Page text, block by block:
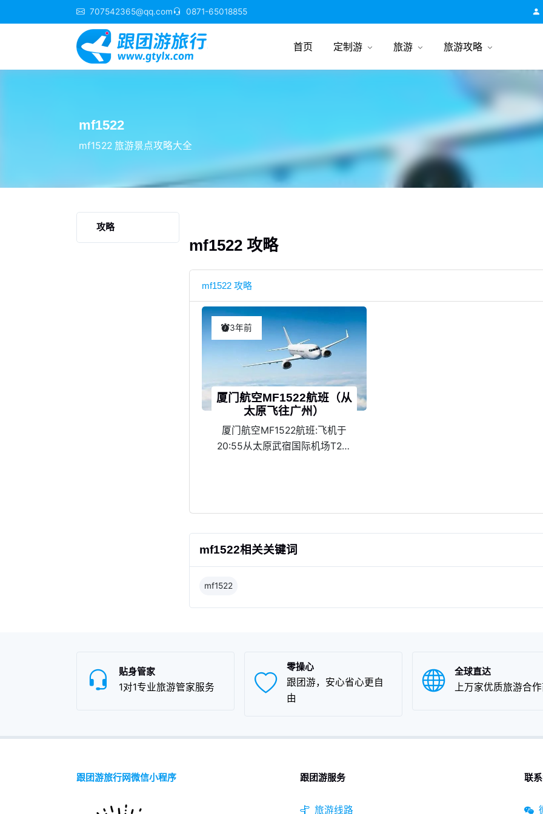
707542365@qq.com 0871-65018855
首页 定制游 旅游 旅游攻略
mf1522
mf1522 旅游景点攻略大全
攻略
mf1522 攻略
mf1522 攻略
3年前
厦门航空MF1522航班（从
太原飞往广州）
厦门航空MF1522航班:飞机于
20:55从太原武宿国际机场T2起
mf1522相关关键词
mf1522
贴身管家
1对1专业旅游管家服务
零操心
跟团游，安心省心更自
由
全球直达
上万家优质旅游合
跟团游旅行网微信小程序 跟团游服务
旅游线路
联